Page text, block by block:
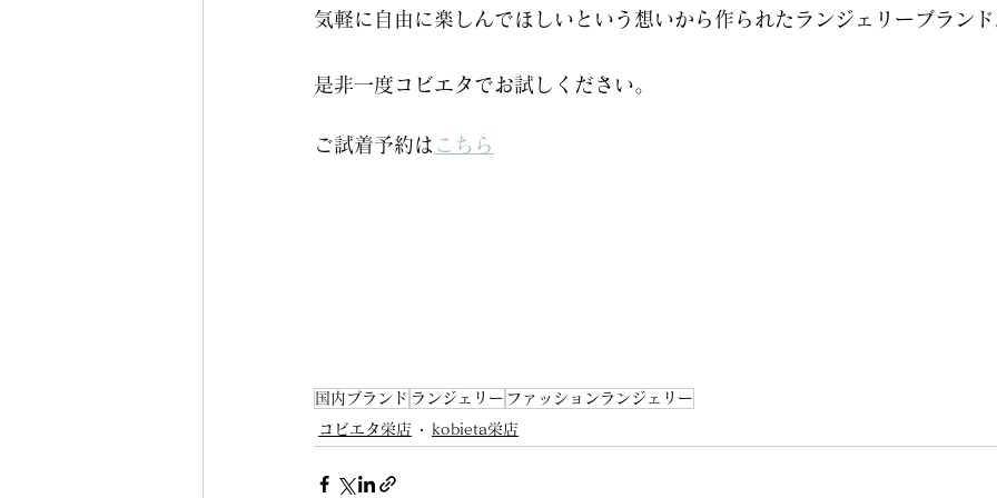
気軽に自由に楽しんでほしいという想いから作られたランジェリーブラン
是非一度コビエタでお試しください。
ご試着予約は こちら
国内ブランド ランジェリー ファッションランジェリー
コビエタ栄店
kobieta栄店